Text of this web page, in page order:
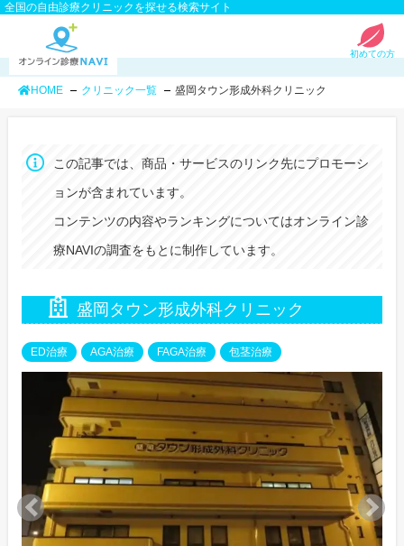
全国の自由診療クリニックを探せる検索サイト
初めての方
HOME クリニック一覧 盛岡タウン形成外科クリニック
この記事では、商品・サービスのリンク先にプロモーシ
ョンが含まれています。
コンテンツの内容やランキングについてはオンライン診
療NAVIの調査をもとに制作しています。
盛岡タウン形成外科クリニック
ED治療 AGA治療 FAGA治療 包茎治療